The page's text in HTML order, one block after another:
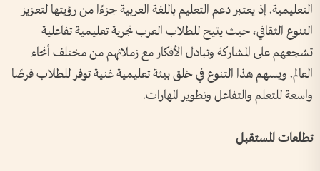
التعليمية. إذ يعتبر دعم التعليم باللغة العربية جزءًا من رؤيتها لتعزيز
التنوع الثقافي، حيث يتيح للطلاب العرب تجربة تعليمية تفاعلية
تشجعهم على المشاركة وتبادل الأفكار مع زملائهم من مختلف أنحاء
العالم. ويسهم هذا التنوع في خلق بيئة تعليمية غنية توفر للطلاب فرصًا
واسعة للتعلم والتفاعل وتطوير المهارات.
تطلعاتالمستقبل